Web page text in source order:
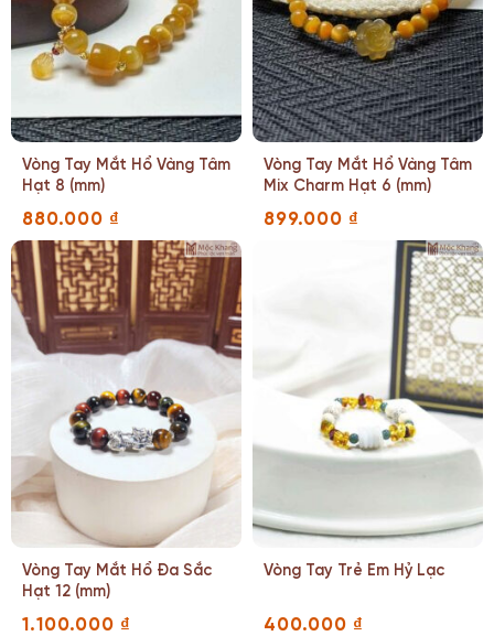
Vòng Tay Mắt Hổ Vàng Tâm
Hạt 8 (mm)
880.000 ₫
Vòng Tay Mắt Hổ Vàng Tâm
Mix Charm Hạt 6 (mm)
899.000 ₫
Vòng Tay Mắt Hổ Đa Sắc
Hạt 12 (mm)
1.100.000 ₫
Vòng Tay Trẻ Em Hỷ Lạc
400.000 ₫